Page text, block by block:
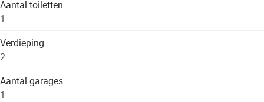
Aantal toiletten
1
Verdieping
2
Aantal garages
1